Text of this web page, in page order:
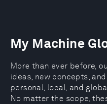
My Machine
More than ever before,
ideas, new concepts,
personal, local, and
No matter the scope,